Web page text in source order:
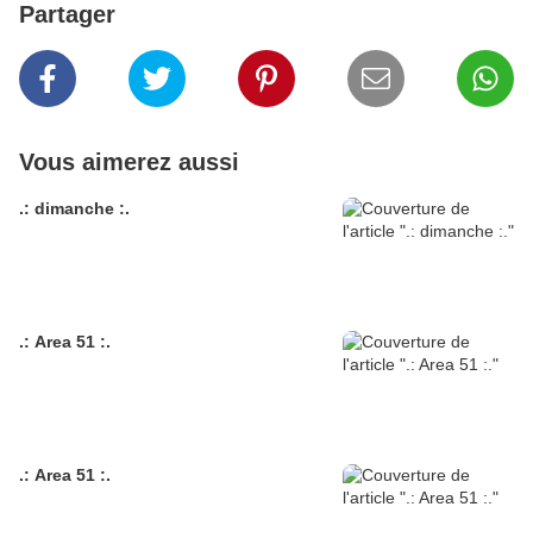
Partager
Vous aimerez aussi
.: dimanche :.
.: Area 51 :.
.: Area 51 :.